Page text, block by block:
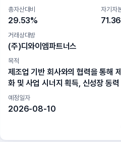
총자산대비
29.53%
자기자
거래상대방
(주)디와이엠파트너스
목적
제조업 기반 회사와의 협력을 통해
화 및 사업 시너지 획득, 신성장 동력
예정일자
2026-08-10